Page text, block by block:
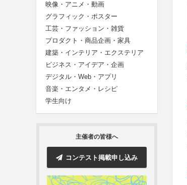
映像・アニメ・動画
グラフィック・ポスター
工芸・ファッション・雑貨
プロダクト・商品企画・家具
建築・インテリア・エクステリア
ビジネス・アイデア・企画
デジタル・Web・アプリ
音楽・エンタメ・レシピ
学生向け
主催者の皆様へ
コンテスト掲載申し込み